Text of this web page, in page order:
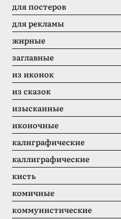
для постеров
для рекламы
жирные
заглавные
из иконок
из сказок
изысканные
иконочные
калиграфические
каллиграфические
кисть
комичные
коммунистические